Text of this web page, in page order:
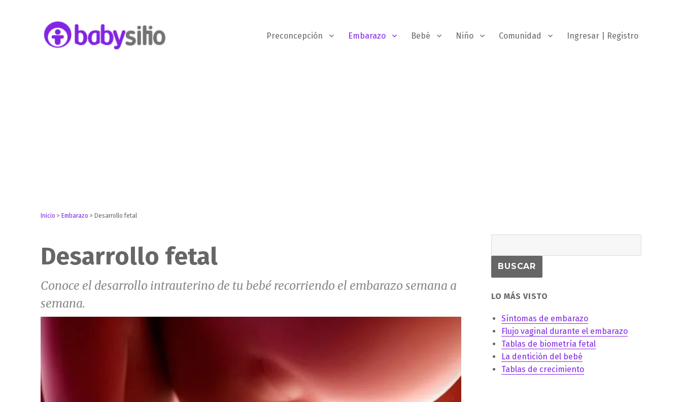
Preconcepción Embarazo Bebé Niño Comunidad Ingresar | Registro
Inicio > Embarazo > Desarrollo fetal
Desarrollo fetal
Conoce el desarrollo intrauterino de tu bebé recorriendo el embarazo semana a
semana.
LO MÁS VISTO
Síntomas de embarazo
Flujo vaginal durante el embarazo
Tablas de biometría fetal
La dentición del bebé
Tablas de crecimiento